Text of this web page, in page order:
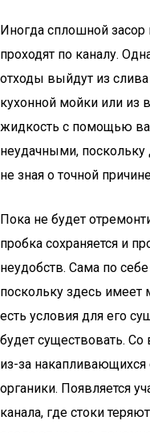
Иногда сплошной засор
проходят по каналу.
отходы выйдут из слива
кухонной мойки или из
жидкость с помощью
неудачными, поскольку
не зная о точной
Пока не будет
пробка сохраняется и
неудобств. Сама по
поскольку здесь имеет
есть условия для его
будет существовать.
из-за
органики. Появляется
канала, где стоки